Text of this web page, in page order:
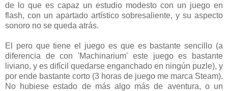
de lo que es capaz un estudio modesto con un juego en
flash, con un apartado artístico sobresaliente, y su aspecto
sonoro no se queda atrás.
El pero que tiene el juego es que es bastante sencillo (a
diferencia de con 'Machinarium' este juego es bastante
liviano, y es difícil quedarse enganchado en ningún puzle), y
por ende bastante corto (3 horas de juego me marca Steam).
No hubiese estado de más algo más de aventura, o un